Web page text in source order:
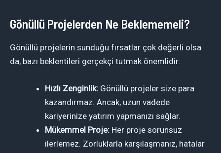
Gönüllü Projelerden Ne Beklememeli?
Gönüllü projelerin sunduğu fırsatlar çok değerli olsa
da, bazı beklentileri gerçekçi tutmak önemlidir:
Hızlı Zenginlik: Gönüllü projeler size para
kazandırmaz. Ancak, uzun vadede
kariyerinize yatırım yapmanızı sağlar.
Mükemmel Proje: Her proje sorunsuz
ilerlemez. Zorluklarla karşılaşmanız, hatalar